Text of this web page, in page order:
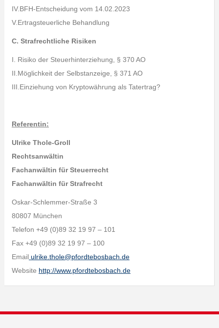
IV.BFH-Entscheidung vom 14.02.2023
V.Ertragsteuerliche Behandlung
C. Strafrechtliche Risiken
I. Risiko der Steuerhinterziehung, § 370 AO
II.Möglichkeit der Selbstanzeige, § 371 AO
III.Einziehung von Kryptowährung als Tatertrag?
Referentin:
Ulrike Thole-Groll
Rechtsanwältin
Fachanwältin für Steuerrecht
Fachanwältin für Strafrecht
Oskar-Schlemmer-Straße 3
80807 München
Telefon +49 (0)89 32 19 97 – 101
Fax +49 (0)89 32 19 97 – 100
Emailulrike.thole@pfordtebosbach.de
Website http://www.pfordtebosbach.de